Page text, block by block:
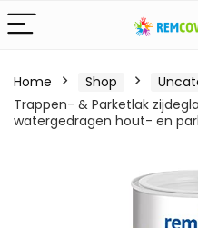
Home Shop
Trappen- & Parketlak
watergedragen hout- en